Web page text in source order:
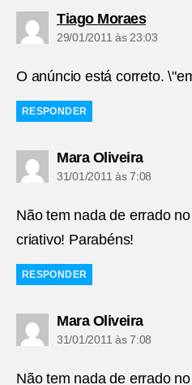
Tiago Moraesdiz:
29/01/2011 às 23:03
O anúncio está correto.
RESPONDER
Mara Oliveiradiz:
31/01/2011 às 7:08
Não tem nada de errado
criativo! Parabéns!
RESPONDER
Mara Oliveiradiz:
31/01/2011 às 7:08
Não tem nada de errado